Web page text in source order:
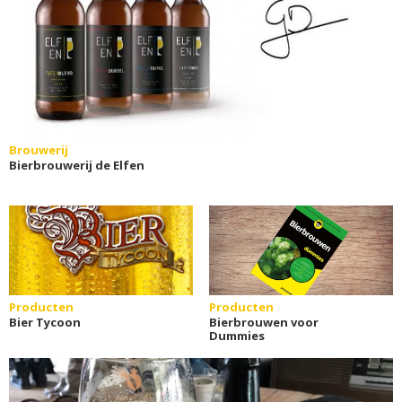
Brouwerij
Bierbrouwerij de Elfen
Producten
Bier Tycoon
Producten
Bierbrouwen voor
Dummies